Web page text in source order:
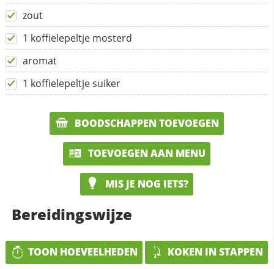
zout
1 koffielepeltje mosterd
aromat
1 koffielepeltje suiker
BOODSCHAPPEN TOEVOEGEN
TOEVOEGEN AAN MENU
MIS JE NOG IETS?
Bereidingswijze
TOON HOEVEELHEDEN KOKEN IN STAPPEN